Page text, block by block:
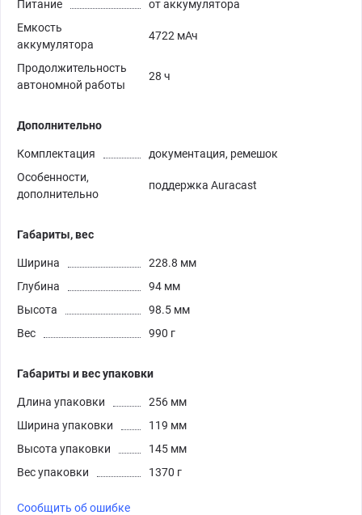
Питание
от аккумулятора
Емкость
аккумулятора
4722 мАч
Продолжительность
автономной работы
28 ч
Дополнительно
Комплектация
документация, ремешок
Особенности,
дополнительно
поддержка Auracast
Габариты, вес
Ширина
228.8 мм
Глубина
94 мм
Высота
98.5 мм
Вес
990 г
Габариты и вес упаковки
Длина упаковки
256 мм
Ширина упаковки
119 мм
Высота упаковки
145 мм
Вес упаковки
1370 г
Сообщить об ошибке